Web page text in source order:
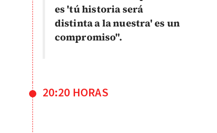
es 'tú historia será
distinta a la nuestra' es un
compromiso".
20:20 HORAS